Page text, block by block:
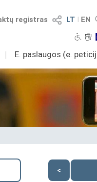
LT I EN
registras
I E. paslaugos (e.
<